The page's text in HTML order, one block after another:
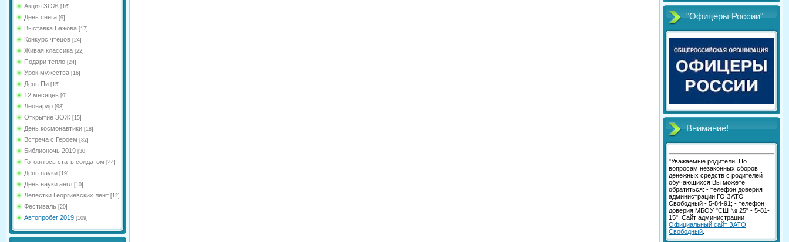
Акция ЗОЖ [16]
День снега [9]
Выставка Бажова [17]
Конкурс чтецов [24]
Живая классика [22]
Подари тепло [24]
Урок мужества [16]
День Пи [15]
12 месяцев [9]
Леонардо [98]
Открытие ЗОЖ [15]
День космонавтики [18]
Встреча с Героем [82]
Библионочь 2019 [30]
Готовлюсь стать солдатом [44]
День науки [19]
День науки англ [10]
Лепестки Георгиевских лент [12]
Фестиваль [20]
Автопробег 2019 [109]
"Офицеры России"
Внимание!
"Уважаемые родители! По
вопросам незаконных сборов
денежных средств с родителей
обучающихся Вы можете
обратиться: - телефон доверия
администрации ГО ЗАТО
Свободный - 5-84-91; - телефон
доверия МБОУ "СШ № 25" - 5-81-
15". Сайт администрации
Официальный сайт ЗАТО
Свободный